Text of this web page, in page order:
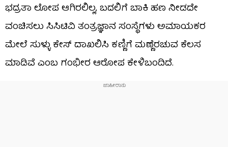
ಭದ್ರತಾ ಲೋಪ ಆಗಿರಲಿಲ್ಲ, ಬದಲಿಗೆ ಬಾಕಿ ಹಣ ನೀಡದೇ
ವಂಚಿಸಲು ಸಿಸಿಟಿವಿ ತಂತ್ರಜ್ಞಾನ ಸಂಸ್ಥೆಗಳು ಅಮಾಯಕರ
ಮೇಲೆ ಸುಳ್ಳು ಕೇಸ್ ದಾಖಲಿಸಿ ಕಣ್ಣಿಗೆ ಮಣ್ಣೆರಚುವ ಕೆಲಸ
ಮಾಡಿವೆ ಎಂಬ ಗಂಭೀರ ಆರೋಪ ಕೇಳಿಬಂದಿದೆ.